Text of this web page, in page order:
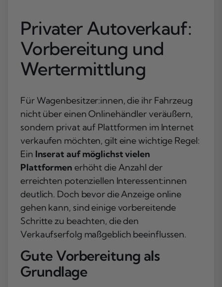
Privater Autoverkauf:
Vorbereitung und
Wertermittlung
Für Wagenbesitzer:innen, die ihr Fahrzeug
nicht über einen Onlinehändler veräußern,
sondern privat auf Plattformen im Internet
verkaufen möchten, gilt eine wichtige Regel:
Ein Inserat auf möglichst vielen
Plattformen erhöht die Anzahl der
erreichten potenziellen Interessent:innen
deutlich. Doch bevor die Anzeige online
gehen kann, sind einige vorbereitende
Schritte zu beachten, die den
Verkaufserfolg maßgeblich beeinflussen.
Gute Vorbereitung als
Grundlage